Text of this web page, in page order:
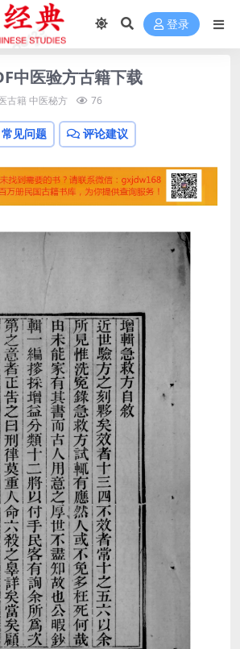
登录
中医验方古籍下载
古籍 中医秘方 76
常见问题 评论建议